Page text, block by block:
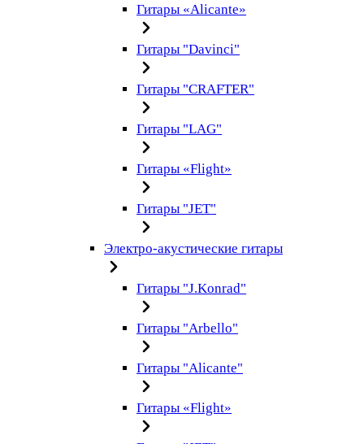
Гитары «Alicante»
Гитары "Davinci"
Гитары "CRAFTER"
Гитары "LAG"
Гитары «Flight»
Гитары "JET"
Электро-акустические гитары
Гитары "J.Konrad"
Гитары "Arbello"
Гитары "Alicante"
Гитары «Flight»